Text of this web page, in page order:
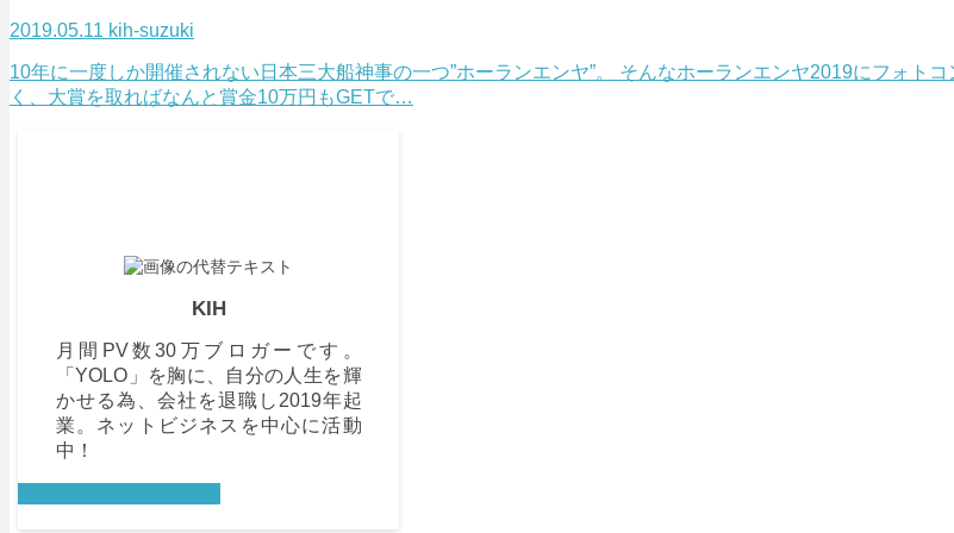
2019.05.11 kih-suzuki
10年に一度しか開催されない日本三大船神事の一つ”ホーランエンヤ”。 そんなホーランエンヤ2019にフォト
く、大賞を取ればなんと賞金10万円もGETで…
KIH
月間PV数30万ブロガーです。
「YOLO」を胸に、自分の人生を輝
かせる為、会社を退職し2019年起
業。ネットビジネスを中心に活動
中！